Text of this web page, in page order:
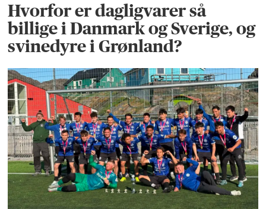
Hvorfor er dagligvarer så
billige i Danmark og Sverige, og
svinedyre i Grønland?